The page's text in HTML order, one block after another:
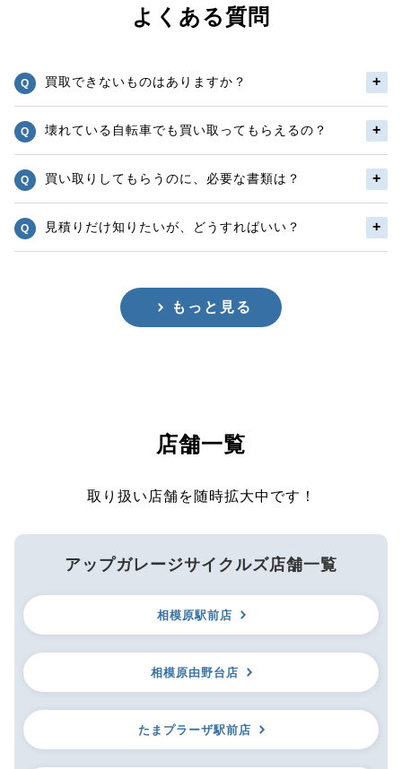
よくある質問
買取できないものはありますか？
壊れている自転車でも買い取ってもらえるの？
買い取りしてもらうのに、必要な書類は？
見積りだけ知りたいが、どうすればいい？
もっと見る
店舗一覧
取り扱い店舗を随時拡大中です！
アップガレージサイクルズ店舗一覧
相模原駅前店
相模原由野台店
たまプラーザ駅前店